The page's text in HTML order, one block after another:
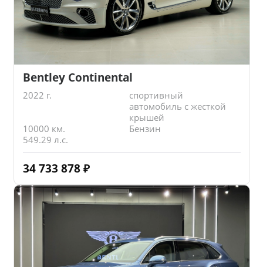
Bentley Continental
2022 г.
спортивный
автомобиль с жесткой
крышей
10000 км.
Бензин
549.29 л.с.
34 733 878 ₽